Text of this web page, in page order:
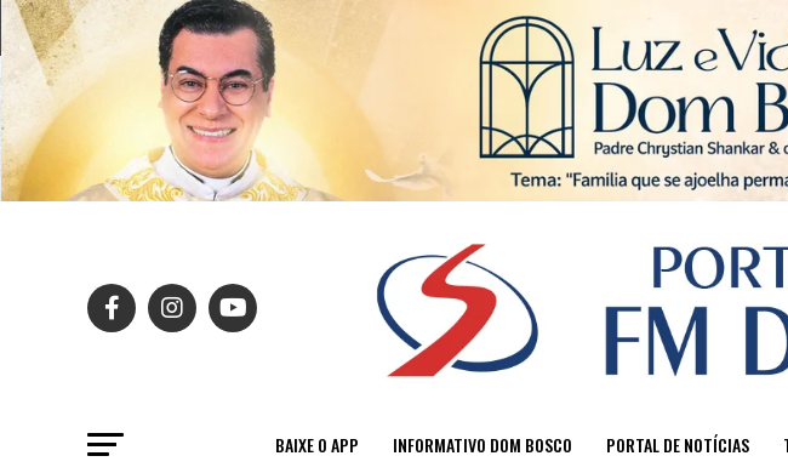
BAIXE O APP INFORMATIVO DOM BOSCO PORTAL DE NOTÍCIAS
Sair da